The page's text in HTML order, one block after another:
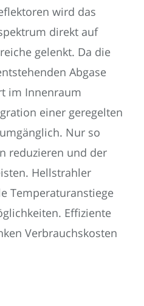
wird das
direkt auf
gelenkt. Da die
Abgase
im Innenraum
einer geregelten
Nur so
reduzieren und der
Hellstrahler
Temperaturanstiege
Effiziente
Verbrauchskosten